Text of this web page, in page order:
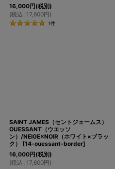
16,000円(税別)
(税込 : 17,600円)
1件
SAINT JAMES（セントジェームス）
OUESSANT（ウエッソ
ン）/NEIGE×NOIR（ホワイト×ブラッ
ク）
[14-ouessant-border]
16,000円(税別)
(税込 : 17,600円)